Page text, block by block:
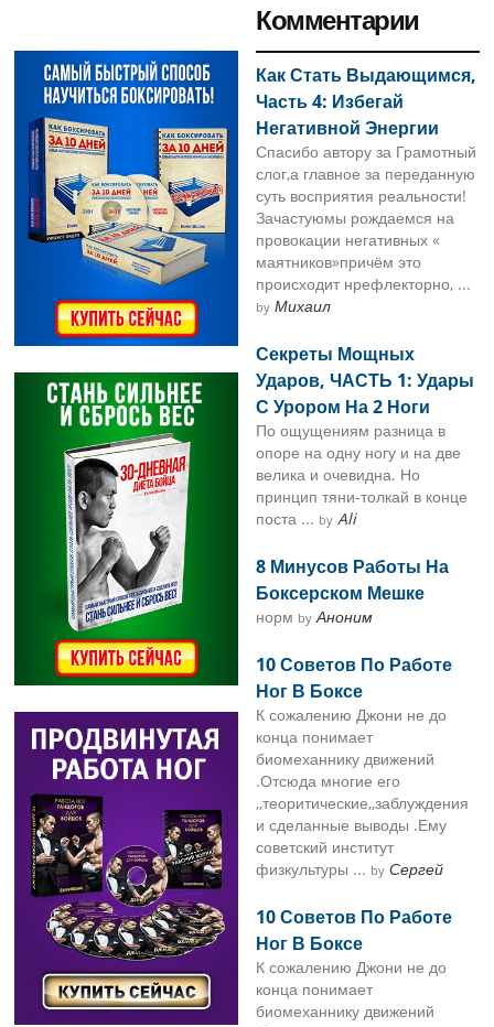
Sidebar
Комментарии
Как Стать Выдающимся,
Часть 4: Избегай
Негативной Энергии
Спасибо автору за Грамотный
слог,а главное за переданную
суть восприятия реальности!
Зачастуюмы рождаемся на
провокации негативных «
маятников»причём это
происходит нрефлекторно, ...
by Михаил
Секреты Мощных
Ударов, ЧАСТЬ 1: Удары
С Урором На 2 Ноги
По ощущениям разница в
опоре на одну ногу и на две
велика и очевидна. Но
принцип тяни-толкай в конце
поста ... by Ali
8 Минусов Работы На
Боксерском Мешке
норм by Аноним
10 Советов По Работе
Ног В Боксе
К сожалению Джони не до
конца понимает
биомеханнику движений
.Отсюда многие его
,,теоритические,,заблуждения
и сделанные выводы .Ему
советский институт
физкультуры ... by Сергей
10 Советов По Работе
Ног В Боксе
К сожалению Джони не до
конца понимает
биомеханнику движений